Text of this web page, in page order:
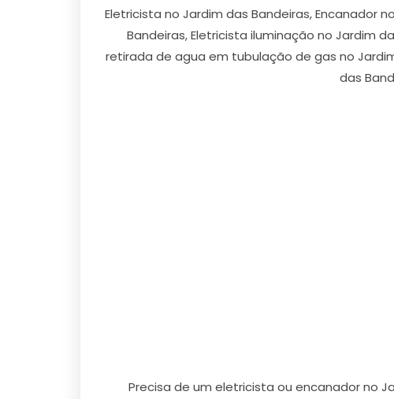
Eletricista no Jardim das Bandeiras, Encanador
Bandeiras, Eletricista iluminação no Jardim
retirada de agua em tubulação de gas no
das
Precisa de um eletricista ou encanador no